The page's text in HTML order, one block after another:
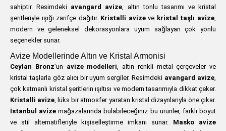
sahiptir. Resimdeki avangard avize, altın tonlu tasarımı ve kristal
şeritleriyle ışığı zarifçe dağıtır. Kristalli avizeve kristal taşlı avize,
modern ve geleneksel dekorasyonlara uyum sağlayan çok yönlü
seçenekler sunar.
Avize Modellerinde Altın ve Kristal Armonisi
Ceylan Bronz’un avize modelleri, altın renkli metal çerçeveler ve
kristal taşlarla göz alıcı bir uyum sergiler. Resimdeki avangard avize,
çok katmanlı kristal şeritlerin ışıltısı ve modern tasarımıyla dikkat çeker.
Kristalli avize, lüks bir atmosfer yaratan kristal dizaynlarıyla öne çıkar.
İstanbul avize mağazalarında bulabileceğiniz bu ürünler, farklı boyut
ve stil alternatifleriyle kişiselleştirme imkanı sunar. Masko avize